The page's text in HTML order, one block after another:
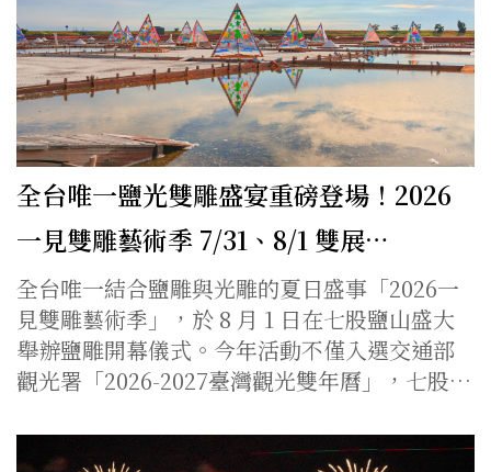
全台唯一鹽光雙雕盛宴重磅登場！2026
一見雙雕藝術季 7/31、8/1 雙展…
全台唯一結合鹽雕與光雕的夏日盛事「2026一
見雙雕藝術季」，於 8 月 1 日在七股鹽山盛大
舉辦鹽雕開幕儀式。今年活動不僅入選交通部
觀光署「2026-2027臺灣觀光雙年曆」，七股…